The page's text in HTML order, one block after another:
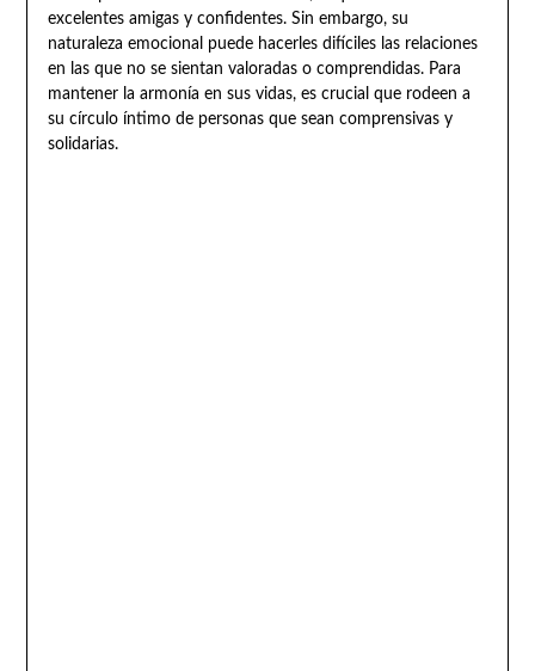
excelentes amigas y confidentes. Sin embargo, su
naturaleza emocional puede hacerles difíciles las relaciones
en las que no se sientan valoradas o comprendidas. Para
mantener la armonía en sus vidas, es crucial que rodeen a
su círculo íntimo de personas que sean comprensivas y
solidarias.